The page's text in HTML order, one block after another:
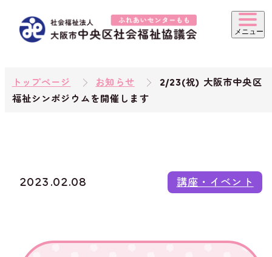
トップページ お知らせ
2/23(祝) 大阪市中央区
福祉シンポジウムを開催します
2023.02.08 講座・イベント